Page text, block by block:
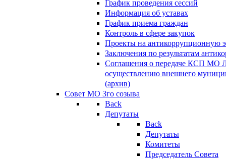
График проведения сессий
Информация об уставах
График приема граждан
Контроль в сфере закупок
Проекты на антикоррупционную
Заключения по результатам
Соглашения о передаче КСП МО
осуществлению внешнего
(архив)
Совет МО 3го созыва
Back
Депутаты
Back
Депутаты
Комитеты
Председатель Совета